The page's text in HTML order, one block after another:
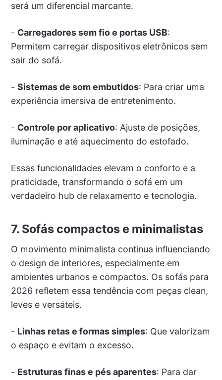
será um diferencial marcante.
- Carregadores sem fio e portas USB:
Permitem carregar dispositivos eletrônicos sem
sair do sofá.
- Sistemas de som embutidos: Para criar uma
experiência imersiva de entretenimento.
- Controle por aplicativo: Ajuste de posições,
iluminação e até aquecimento do estofado.
Essas funcionalidades elevam o conforto e a
praticidade, transformando o sofá em um
verdadeiro hub de relaxamento e tecnologia.
7. Sofás compactos e minimalistas
O movimento minimalista continua influenciando
o design de interiores, especialmente em
ambientes urbanos e compactos. Os sofás para
2026 refletem essa tendência com peças clean,
leves e versáteis.
- Linhas retas e formas simples: Que valorizam
o espaço e evitam o excesso.
- Estruturas finas e pés aparentes: Para dar